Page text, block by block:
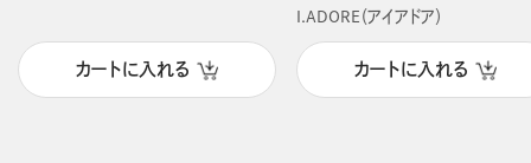
カートに入れる
I.ADORE（アイアドア）
カートに入れる